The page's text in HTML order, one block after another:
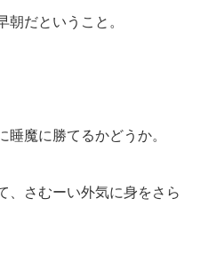
朝だということ。
魔に勝てるかどうか。
、さむーい外気に身をさら